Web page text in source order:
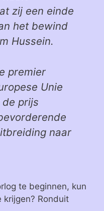
zij een einde
het bewind
Hussein.
premier
Unie
prijs
naar
te beginnen, kun
krijgen? Ronduit